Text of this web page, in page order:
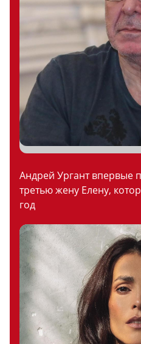
Андрей Ургант впервые
третью жену Елену,
год